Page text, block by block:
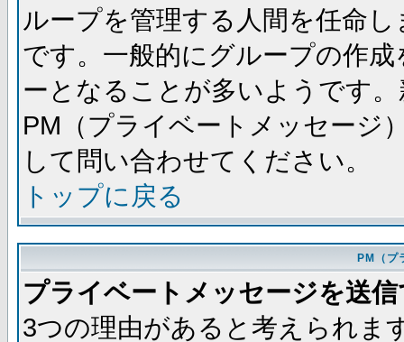
ループを管理する人間を任命
です。一般的にグループの作
ーとなることが多いようです
PM（プライベートメッセージ
して問い合わせてください。
トップに戻る
PM（プ
プライベートメッセージを送
3つの理由があると考えられま